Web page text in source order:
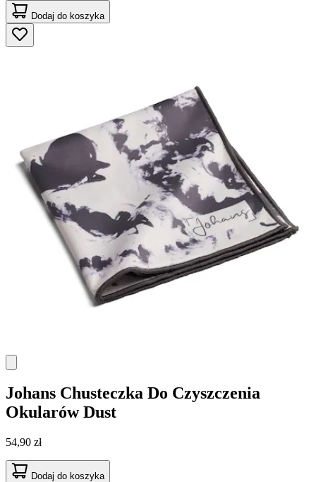
Dodaj do koszyka
Johans Chusteczka Do Czyszczenia
Okularów Dust
54,90 zł
Dodaj do koszyka